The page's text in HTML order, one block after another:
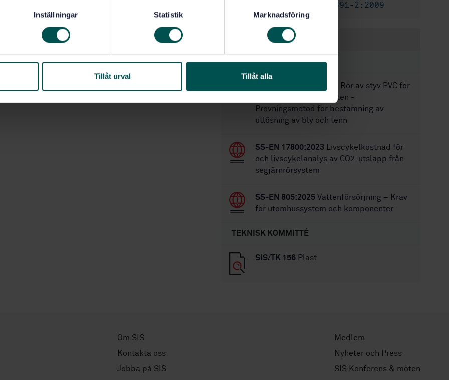
Inställningar Statistik Marknadsföring
Tillåt urval Tillåt alla
SS-EN ISO 22391-2:2009
Inom samma område
STANDARDER
Plaströr - Rör av styv PVC för
transport av dricksvatten -
Provningsmetod för bestämning av
utlösning av bly och tenn
SS-EN 17800:2023 Livscykelkostnad för
och livscykelanalys av CO2-utsläpp från
segjärnrörsystem
SS-EN 805:2025 Vattenförsörjning – Krav
för utomhussystem och komponenter
TEKNISK KOMMITTÉ
SIS/TK 156 Plast
Om SIS
Kontakta oss
Jobba på SIS
Medlem
Nyheter och Press
SIS Konferens & möten